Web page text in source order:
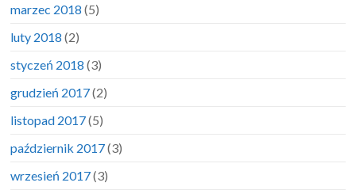
marzec 2018 (5)
luty 2018 (2)
styczeń 2018 (3)
grudzień 2017(2)
listopad 2017(5)
październik 2017(3)
wrzesień 2017(3)